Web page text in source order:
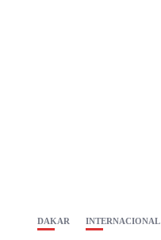
DAKAR INTERNACIONAL